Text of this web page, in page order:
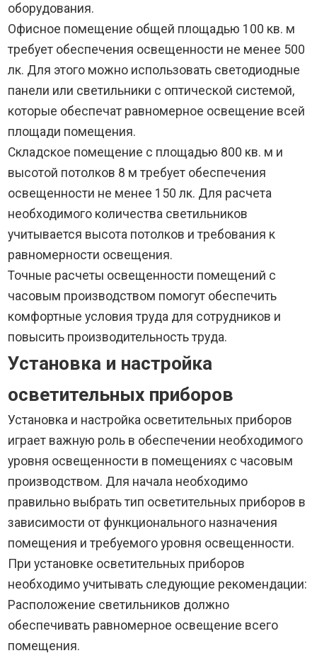
оборудования.
Офисное помещение общей площадью 100 кв. м
требует обеспечения освещенности не менее 500
лк. Для этого можно использовать светодиодные
панели или светильники с оптической системой,
которые обеспечат равномерное освещение всей
площади помещения.
Складское помещение с площадью 800 кв. м и
высотой потолков 8 м требует обеспечения
освещенности не менее 150 лк. Для расчета
необходимого количества светильников
учитывается высота потолков и требования к
равномерности освещения.
Точные расчеты освещенности помещений с
часовым производством помогут обеспечить
комфортные условия труда для сотрудников и
повысить производительность труда.
Установка и настройка
осветительных приборов
Установка и настройка осветительных приборов
играет важную роль в обеспечении необходимого
уровня освещенности в помещениях с часовым
производством. Для начала необходимо
правильно выбрать тип осветительных приборов в
зависимости от функционального назначения
помещения и требуемого уровня освещенности.
При установке осветительных приборов
необходимо учитывать следующие рекомендации:
Расположение светильников должно
обеспечивать равномерное освещение всего
помещения.